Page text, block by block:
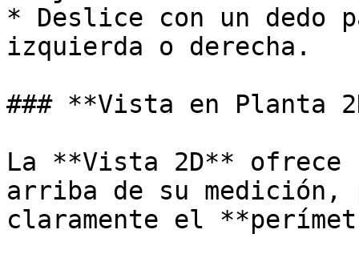
* Deslice con un dedo
izquierda o derecha.
### **Vista en Planta
La **Vista 2D** ofrece
arriba de su medición,
claramente el